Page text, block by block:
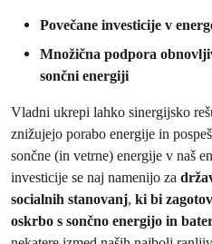
Povečane investicije v
Množična podpora
sončni energiji
Vladni ukrepi lahko sinergijsko
znižujejo porabo energije in
sončne (in vetrne) energije v naš
investicije se naj namenijo za
socialnih stanovanj, ki bi
oskrbo s sončno energijo in